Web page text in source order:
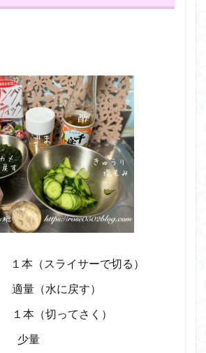
本（スライサーで切る）
量（水に戻す）
本（切ってさく）
少量